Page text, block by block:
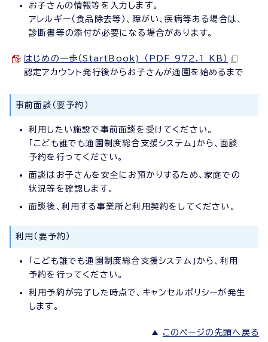
お子さんの情報等を入力します。
アレルギー（食品除去等）、障がい、疾病等ある場合は、
診断書等の添付が必要になる場合があります。
はじめの一歩（StartBook) （PDF 972.1 KB）
認定アカウント発行後からお子さんが通園を始めるまで
事前面談（要予約）
利用したい施設で事前面談を受けてください。
「こども誰でも通園制度総合支援システム」から、面談
予約を行ってください。
面談はお子さんを安全にお預かりするため、家庭での
状況等を確認します。
面談後、利用する事業所と利用契約をしてください。
利用（要予約）
「こども誰でも通園制度総合支援システム」から、利用
予約を行ってください。
利用予約が完了した時点で、キャンセルポリシーが発生
します。
このページの先頭へ戻る